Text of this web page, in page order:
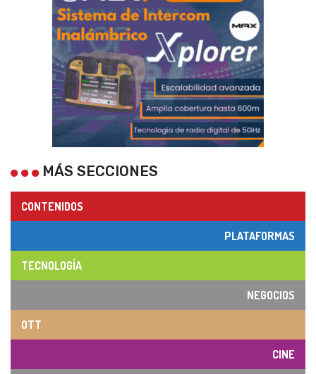
MÁS SECCIONES
CONTENIDOS
PLATAFORMAS
TECNOLOGÍA
NEGOCIOS
OTT
CINE